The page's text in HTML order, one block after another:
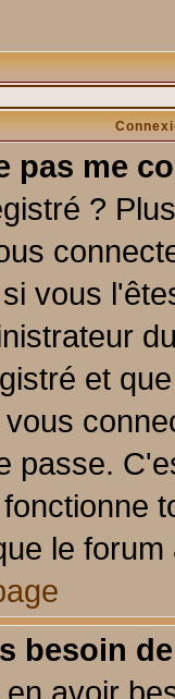
pas me
?
vous
et
passe.
le
besoin